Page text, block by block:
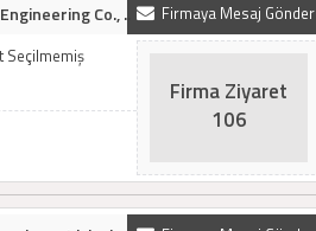
Firmaya Mesaj Gönder
Co., ..
Seçilmemiş
Firma Ziyaret
106